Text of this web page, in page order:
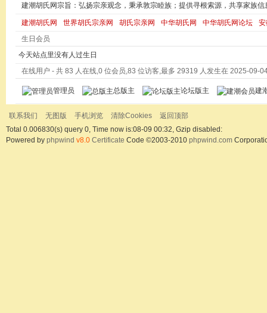
建潮胡氏网宗旨：弘扬宗亲观念，秉承敦宗睦族；提供寻根索源，共享家族信
建潮胡氏网 世界胡氏宗亲网 胡氏宗亲网 中华胡氏网 中华胡氏网论坛
生日会员
今天站点里没有人过生日
在线用户 - 共 83 人在线,0 位会员,83 位访客,最多 29319 人发生在 2025-09-
管理员 总版主 论坛版主 建
联系我们 无图版 手机浏览 清除Cookies
返回顶部
Total 0.006830(s) query 0, Time now is:08-09 00:32, Gzip disabled:
Powered by phpwind v8.0 Certificate Code ©2003-2010 phpwind.com